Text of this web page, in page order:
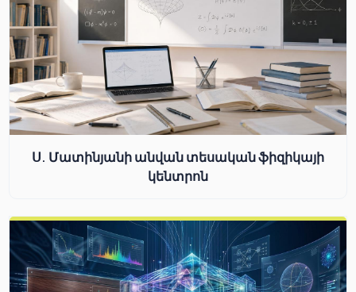
Ս. Մատինյանի անվան տեսական ֆիզիկայի
կենտրոն